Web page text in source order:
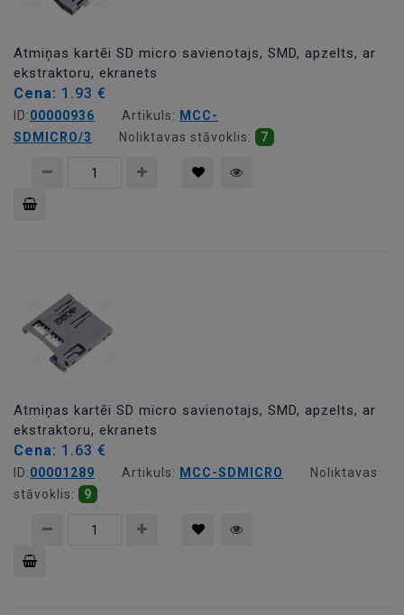
Atmiņas kartēi SD micro savienotajs, SMD, apzelts, ar
ekstraktoru, ekranets
Cena: 1.93 €
ID:00000936 Artikuls: MCC-
SDMICRO/3
Noliktavas stāvoklis: 7
Atmiņas kartēi SD micro savienotajs, SMD, apzelts, ar
ekstraktoru, ekranets
Cena: 1.63 €
ID:00001289 Artikuls: MCC-SDMICRO
Noliktavas
stāvoklis:
9